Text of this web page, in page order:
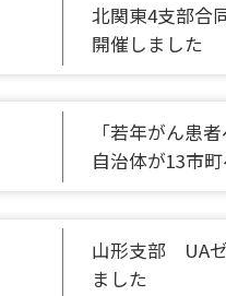
北関東4支部合
開催しました
「若年がん患
自治体が13市
山形支部 UA
ました